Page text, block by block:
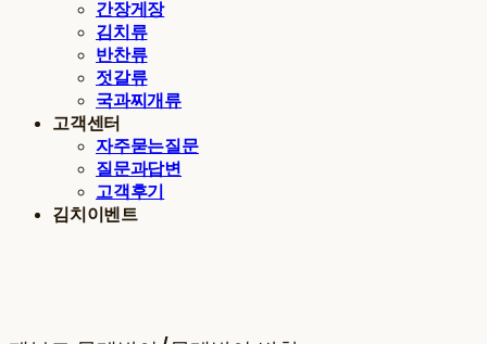
간장게장
김치류
반찬류
젓갈류
국과찌개류
고객센터
자주묻는질문
질문과답변
고객후기
김치이벤트